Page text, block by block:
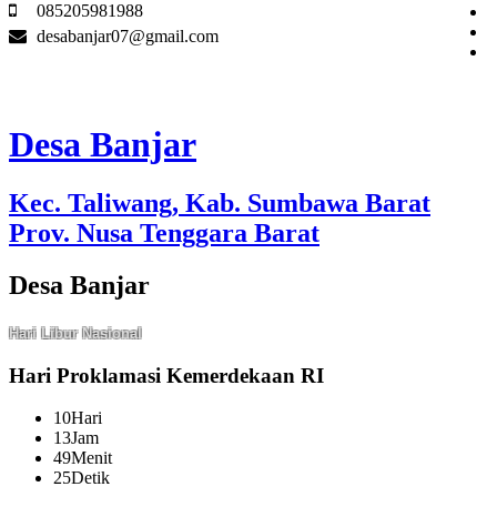
085205981988
desabanjar07@gmail.com
Desa Banjar
Kec. Taliwang, Kab. Sumbawa Barat
Prov. Nusa Tenggara Barat
Desa Banjar
Hari Libur Nasional
Hari Proklamasi Kemerdekaan RI
10Hari
13Jam
49Menit
24Detik